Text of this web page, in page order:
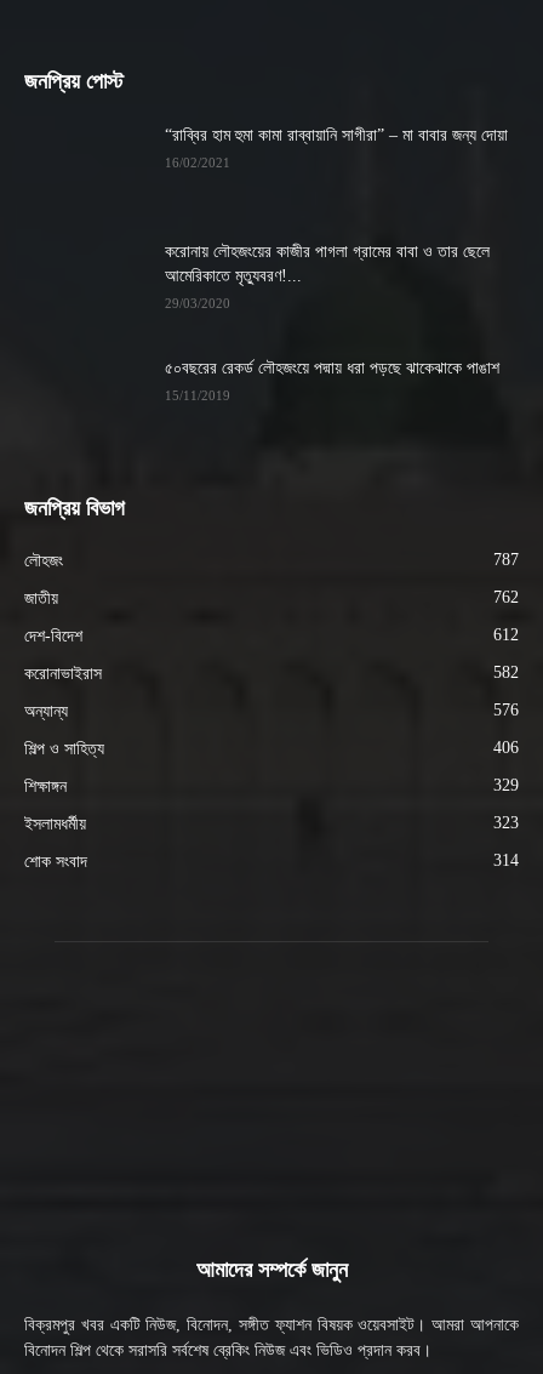
জনপ্রিয় পোস্ট
“রাব্বির হাম হুমা কামা রাব্বায়ানি সাগীরা” – মা বাবার জন্য দোয়া
16/02/2021
করোনায় লৌহজংয়ের কাজীর পাগলা গ্রামের বাবা ও তার ছেলে
আমেরিকাতে মৃত্যুবরণ!...
29/03/2020
৫০বছরের রেকর্ড লৌহজংয়ে পদ্মায় ধরা পড়ছে ঝাকেঝাকে পাঙাশ
15/11/2019
জনপ্রিয় বিভাগ
লৌহজং 787
জাতীয় 762
দেশ-বিদেশ 612
করোনাভাইরাস 582
অন্যান্য 576
শিল্প ও সাহিত্য 406
শিক্ষাঙ্গন 329
ইসলামধর্মীয় 323
শোক সংবাদ 314
আমাদের সম্পর্কে জানুন
বিক্রমপুর খবর একটি নিউজ, বিনোদন, সঙ্গীত ফ্যাশন বিষয়ক ওয়েবসাইট। আমরা আপনাকে
বিনোদন শিল্প থেকে সরাসরি সর্বশেষ ব্রেকিং নিউজ এবং ভিডিও প্রদান করব।